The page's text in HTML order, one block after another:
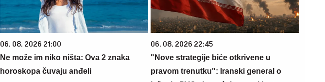
06. 08. 2026 21:00
Ne može im niko ništa: Ova 2 znaka
horoskopa čuvaju anđeli
06. 08. 2026 22:45
"Nove strategije biće otkrivene u
pravom trenutku": Iranski general o